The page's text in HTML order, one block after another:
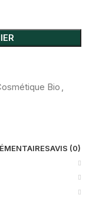
Bio ,
AVIS (0)